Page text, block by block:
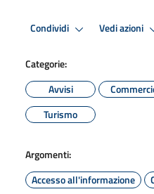
Condividi Vedi azioni
Categorie:
Avvisi
Turismo
Argomenti:
Accesso all'informazione